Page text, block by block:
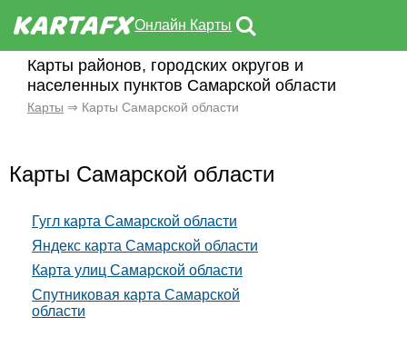
Онлайн Карты
Карты районов, городских округов и
населенных пунктов Самарской области
Карты ⇒ Карты Самарской области
Карты Самарской области
Гугл карта Самарской области
Яндекс карта Самарской области
Карта улиц Самарской области
Спутниковая карта Самарской
области